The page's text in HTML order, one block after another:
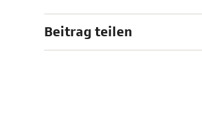
Beitrag teilen